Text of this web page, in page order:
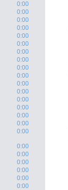
0:00
0:00
0:00
0:00
0:00
0:00
0:00
0:00
0:00
0:00
0:00
0:00
0:00
0:00
0:00
0:00
0:00
0:00
0:00
0:00
0:00
0:00
0:00